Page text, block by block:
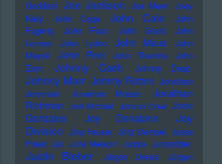
Goddard Joe Jackson Joe Meek Joey
Kelly
John Cage John Cale
John
Fogerty
John Foxx John Grant
John
Lennon
John Lydon John Maus
John
Mayall
John Peel John Travolta
John
Zorn
Johnny Cash Johnny Depp
Johnny Marr Johnny Rotten Jonathan
Jeremiah
Jonathan Meese
Jonathan
Richman Joni Mitchell Jonzun Crew Jose
Gonzales
Joy Denalane
Joy
Division Jörg Fauser Jörg Stempel Judas
Priest Juli Julia Meladin Jumpa Jungstötter
Justin Bieber Jürgen Drews
Jürgen